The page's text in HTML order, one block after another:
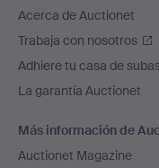
Acerca de Auctionet
Trabaja con nosotros
Adhiere tu casa de
La garantía Auctionet
Más información de
Auctionet Magazine